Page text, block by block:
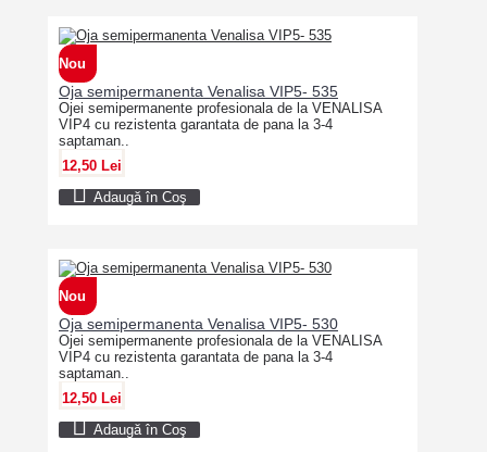
Nou
Oja semipermanenta Venalisa VIP5- 535
Ojei semipermanente profesionala de la VENALISA
VIP4 cu rezistenta garantata de pana la 3-4
saptaman..
12,50 Lei
Adaugă în Coş
Nou
Oja semipermanenta Venalisa VIP5- 530
Ojei semipermanente profesionala de la VENALISA
VIP4 cu rezistenta garantata de pana la 3-4
saptaman..
12,50 Lei
Adaugă în Coş